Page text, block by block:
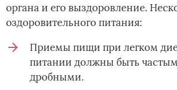
органа и его выздоровление.
оздоровительного питания:
Приемы пищи при легком
питании должны быть
дробными.